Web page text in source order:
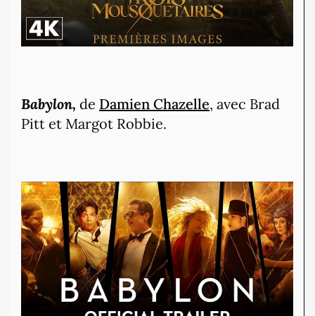
Babylon, de Damien Chazelle, avec Brad
Pitt et Margot Robbie.